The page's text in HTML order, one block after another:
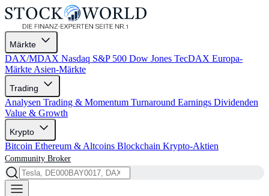
Märkte
DAX/MDAX Nasdaq S&P 500 Dow Jones TecDAX Europa-
Märkte Asien-Märkte
Trading
Analysen Trading & Momentum Turnaround Earnings Dividenden
Value & Growth
Krypto
Bitcoin Ethereum & Altcoins Blockchain Krypto-Aktien
Community Broker